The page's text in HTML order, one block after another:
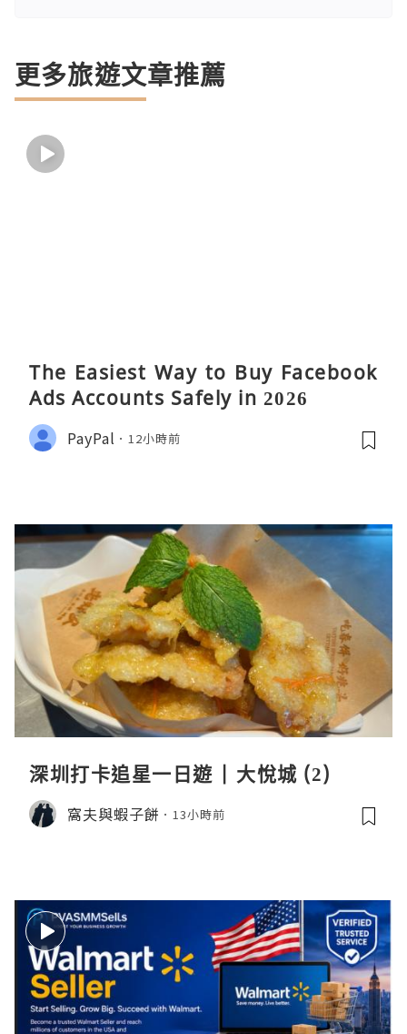
更多旅遊文章推薦
The Easiest Way to Buy Facebook
Ads Accounts Safely in 2026
PayPal 12小時前
深圳打卡追星一日遊 | 大悅城 (2)
窩夫與蝦子餅 13小時前